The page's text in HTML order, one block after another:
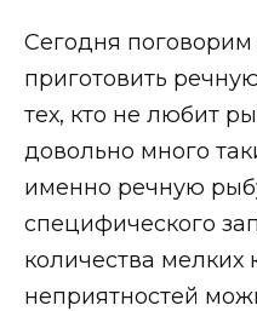
Сегодня поговорим
приготовить
тех, кто не любит
довольно много
именно речную
специфического
количества мелких
неприятностей